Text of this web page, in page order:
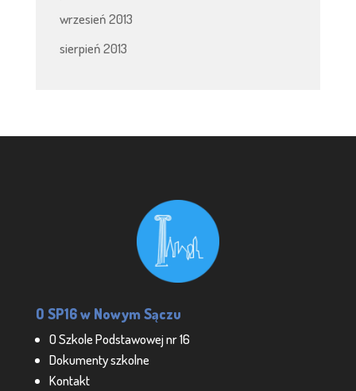
wrzesień 2013
sierpień 2013
O SP16 w Nowym Sączu
O Szkole Podstawowej nr 16
Dokumenty szkolne
Kontakt